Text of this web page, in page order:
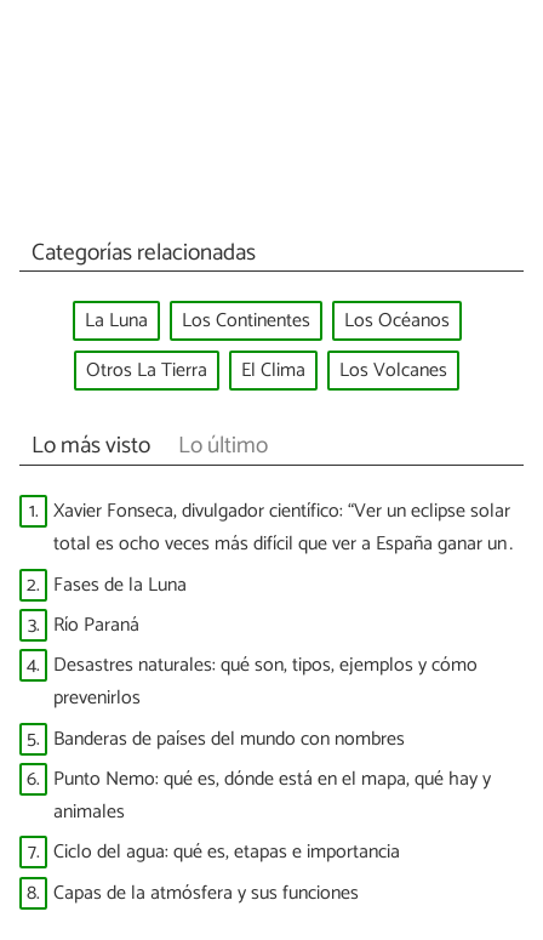
Categorías relacionadas
La Luna Los Continentes
Los Océanos
Otros La Tierra
El Clima Los Volcanes
Lo más visto Lo último
1. Xavier Fonseca, divulgador científico: “Ver un eclipse solar
total es ocho veces más difícil que ver a España ganar un
Mundial”
2. Fases de la Luna
3. Río Paraná
4. Desastres naturales: qué son, tipos, ejemplos y cómo
prevenirlos
5. Banderas de países del mundo con nombres
6. Punto Nemo: qué es, dónde está en el mapa, qué hay y
animales
7. Ciclo del agua: qué es, etapas e importancia
8. Capas de la atmósfera y sus funciones